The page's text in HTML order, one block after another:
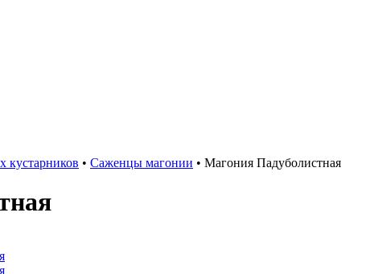
кустарников • Саженцы магонии • Магония Падуболистная